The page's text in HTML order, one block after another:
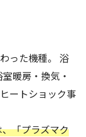
った機種。 浴
暖房・換気・
ートショック事
「プラズマク